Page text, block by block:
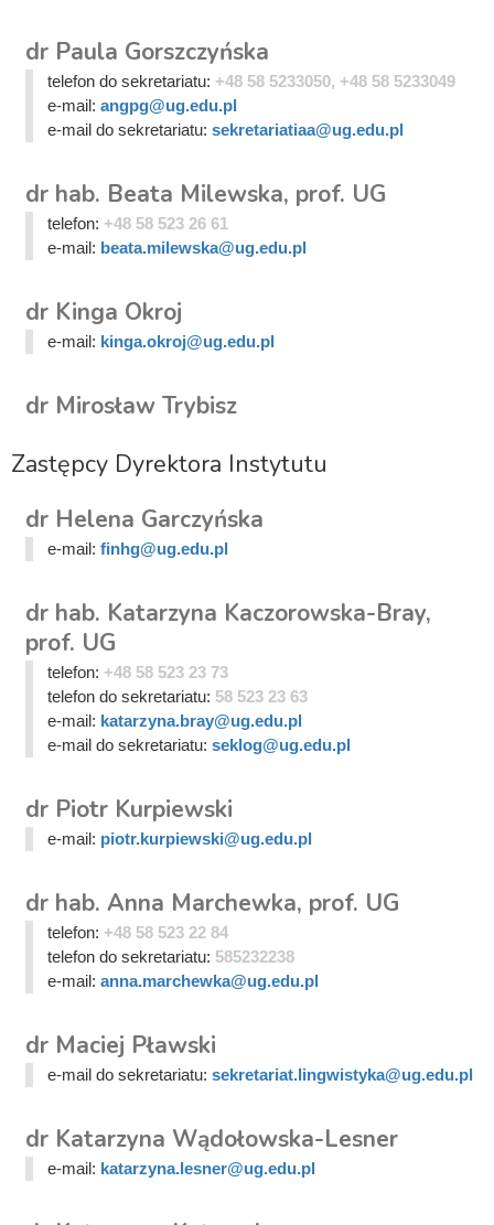
dr Paula Gorszczyńska
telefon do sekretariatu: +48 58 5233050, +48 58 5233049
e-mail: angpg@ug.edu.pl
e-mail do sekretariatu: sekretariatiaa@ug.edu.pl
dr hab. Beata Milewska, prof. UG
telefon: +48 58 523 26 61
e-mail: beata.milewska@ug.edu.pl
dr Kinga Okroj
e-mail: kinga.okroj@ug.edu.pl
dr Mirosław Trybisz
Zastępcy Dyrektora Instytutu
dr Helena Garczyńska
e-mail: finhg@ug.edu.pl
dr hab. Katarzyna Kaczorowska-Bray,
prof. UG
telefon: +48 58 523 23 73
telefon do sekretariatu: 58 523 23 63
e-mail: katarzyna.bray@ug.edu.pl
e-mail do sekretariatu: seklog@ug.edu.pl
dr Piotr Kurpiewski
e-mail: piotr.kurpiewski@ug.edu.pl
dr hab. Anna Marchewka, prof. UG
telefon: +48 58 523 22 84
telefon do sekretariatu: 585232238
e-mail: anna.marchewka@ug.edu.pl
dr Maciej Pławski
e-mail do sekretariatu: sekretariat.lingwistyka@ug.edu.pl
dr Katarzyna Wądołowska-Lesner
e-mail: katarzyna.lesner@ug.edu.pl